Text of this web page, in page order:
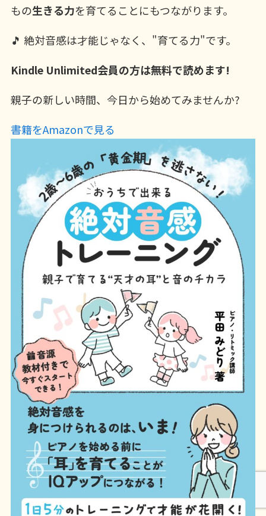
もの生きる力を育てることにもつながります。
🎵 絶対音感は才能じゃなく、"育てる力"です。
Kindle Unlimited会員の方は無料で読めます!
親子の新しい時間、今日から始めてみませんか?
書籍をAmazonで見る